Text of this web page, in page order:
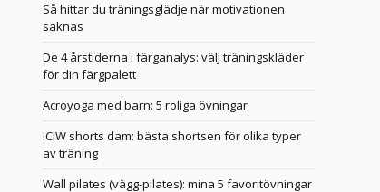
Så hittar du träningsglädje när motivationen
saknas
De 4 årstiderna i färganalys: välj träningskläder
för din färgpalett
Acroyoga med barn: 5 roliga övningar
ICIW shorts dam: bästa shortsen för olika typer
av träning
Wall pilates (vägg-pilates): mina 5 favoritövningar